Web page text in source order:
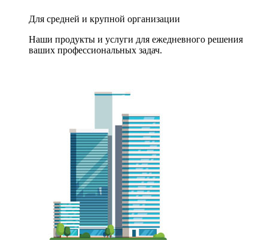
Для средней и крупной организации
Наши продукты и услуги для ежедневного решения
ваших профессиональных задач.